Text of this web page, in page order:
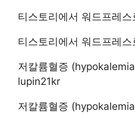
티스토리에서 워드프레스
티스토리에서 워드프레스
저칼륨혈증
lupin21kr
저칼륨혈증